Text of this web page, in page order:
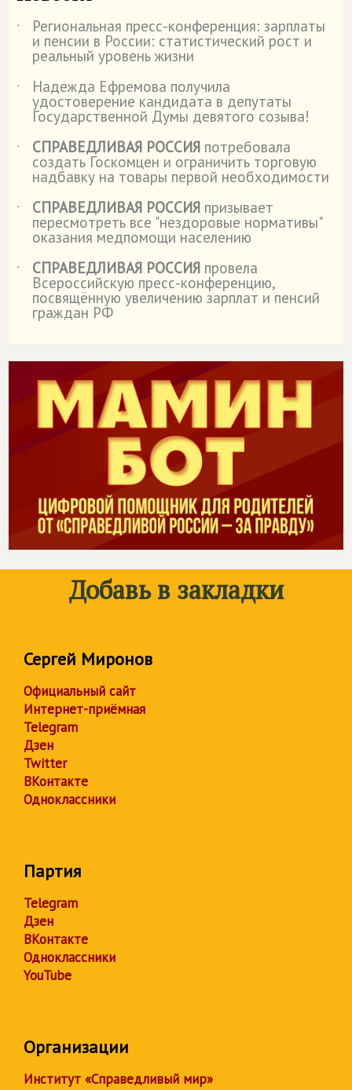
˙ Региональная пресс-конференция: зарплаты
и пенсии в России: статистический рост и
реальный уровень жизни
˙
Надежда Ефремова получила
удостоверение кандидата в депутаты
Государственной Думы девятого созыва!
˙
СПРАВЕДЛИВАЯ РОССИЯ потребовала
создать Госкомцен и ограничить торговую
надбавку на товары первой необходимости
˙
СПРАВЕДЛИВАЯ РОССИЯ призывает
пересмотреть все "нездоровые нормативы"
оказания медпомощи населению
˙
СПРАВЕДЛИВАЯ РОССИЯ провела
Всероссийскую пресс-конференцию,
посвящённую увеличению зарплат и пенсий
граждан РФ
Добавь в закладки
Сергей Миронов
Официальный сайт
Интернет-приёмная
Telegram
Дзен
Twitter
ВКонтакте
Одноклассники
Партия
Telegram
Дзен
ВКонтакте
Одноклассники
YouTube
Организации
Институт «Справедливый мир»